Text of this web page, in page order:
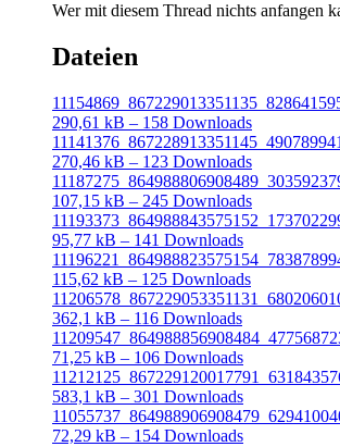
Wer mit diesem Thread nichts anfangen
Dateien
290,61 kB – 158 Downloads
270,46 kB – 123 Downloads
107,15 kB – 245 Downloads
95,77 kB – 141 Downloads
115,62 kB – 125 Downloads
362,1 kB – 116 Downloads
71,25 kB – 106 Downloads
583,1 kB – 301 Downloads
72,29 kB – 154 Downloads